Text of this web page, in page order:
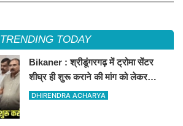
TRENDING TODAY
Bikaner : श्रीडूंगरगढ़ में ट्रोमा सेंटर
शीघ्र ही शुरू कराने की मांग को लेकर
कांग्रेस नेता सलीम भाटी-नेता नित्यानंद पारीक
DHIRENDRA ACHARYA